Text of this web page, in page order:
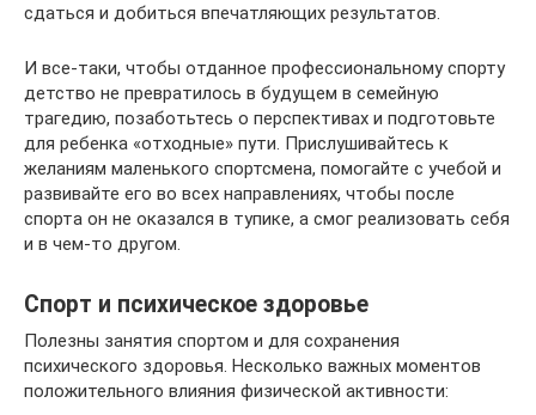
сдаться и добиться впечатляющих результатов.
И все-таки, чтобы отданное профессиональному спорту
детство не превратилось в будущем в семейную
трагедию, позаботьтесь о перспективах и подготовьте
для ребенка «отходные» пути. Прислушивайтесь к
желаниям маленького спортсмена, помогайте с учебой и
развивайте его во всех направлениях, чтобы после
спорта он не оказался в тупике, а смог реализовать себя
и в чем-то другом.
Спорт и психическое здоровье
Полезны занятия спортом и для сохранения
психического здоровья. Несколько важных моментов
положительного влияния физической активности: